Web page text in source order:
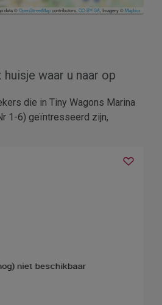
data ©OpenStreetMapcontributors,CC-BY-SA, Imagery ©Mapbox
waar u naar op
die in Tiny Wagons Marina
1-6) geïntresseerd zijn,